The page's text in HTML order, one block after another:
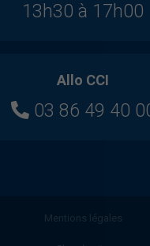
13h30 à 17h00
Allo CCI
03 86 49 40
Mentions légales